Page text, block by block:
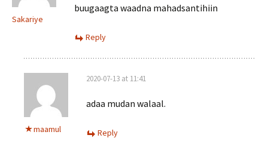
Sakariye
buugaagta waadna mahadsantihiin
Reply
maamul
2020-07-13 at 11:41
adaa mudan walaal.
Reply